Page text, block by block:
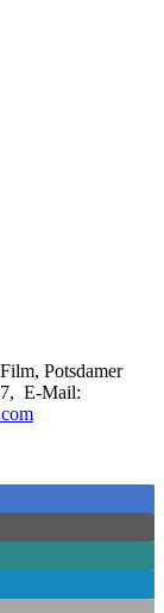
Potsdamer
E-Mail: